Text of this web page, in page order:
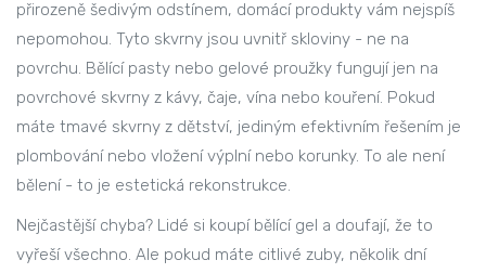
přirozeně šedivým odstínem, domácí produkty vám nejspíš
nepomohou. Tyto skvrny jsou uvnitř skloviny - ne na
povrchu. Bělící pasty nebo gelové proužky fungují jen na
povrchové skvrny z kávy, čaje, vína nebo kouření. Pokud
máte tmavé skvrny z dětství, jediným efektivním řešením je
plombování nebo vložení výplní nebo korunky. To ale není
bělení - to je estetická rekonstrukce.
Nejčastější chyba? Lidé si koupí bělící gel a doufají, že to
vyřeší všechno. Ale pokud máte citlivé zuby, několik dní